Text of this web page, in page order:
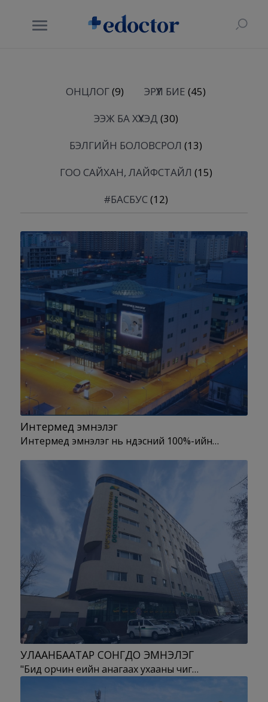
ОНЦЛОГ(9) ЭРҮҮЛ БИЕ (45)
ЭЭЖ БА ХҮҮХЭД (30)
БЭЛГИЙН БОЛОВСРОЛ (13)
ГОО САЙХАН, ЛАЙФСТАЙЛ (15)
#БАСБУС(12)
Интермед эмнэлэг
Интермед эмнэлэг нь үндэсний 100%-ийн…
УЛААНБААТАР СОНГДО ЭМНЭЛЭГ
"Бид орчин үеийн анагаах ухааны чиг…